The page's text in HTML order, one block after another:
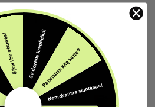
prekės
5€ dovana krepšeliui!Pabandom kitą kartą?
Nemokamas siuntimas!
Šįkart be sėkmės!